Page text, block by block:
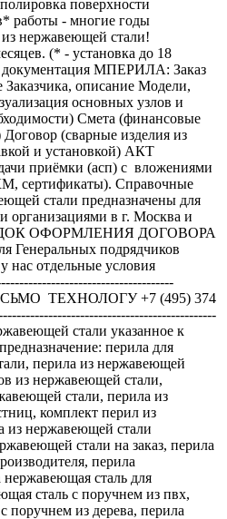
поверхности
работы - многие годы
нержавеющей стали!
(* - установка до 18
документация МПЕРИЛА: Заказ
Заказчика, описание Модели,
основных узлов и
Смета (финансовые
Договор (сварные изделия из
и установкой) АКТ
приёмки (асп) с вложениями
сертификаты). Справочные
стали предназначены для
организациями в г. Москва и
ОФОРМЛЕНИЯ ДОГОВОРА
подрядчиков
нас отдельные условия
ТЕХНОЛОГУ +7 (495) 374
стали указанное к
перила для
перила из нержавеющей
из нержавеющей стали,
стали, перила из
комплект перил из
из нержавеющей стали
стали на заказ, перила
перила
сталь для
сталь с поручнем из пвх,
поручнем из дерева, перила